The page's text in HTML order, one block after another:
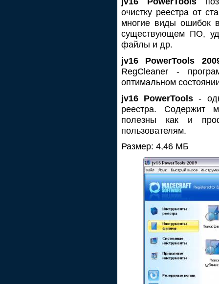
очистку реестра от
многие виды ошибок
существующем ПО,
файлы и др.
jv16 PowerTools
RegCleaner -
оптимальном
jv16 PowerTools -
реестра. Содержит
полезны как и
пользователям.
Размер: 4,46 МБ